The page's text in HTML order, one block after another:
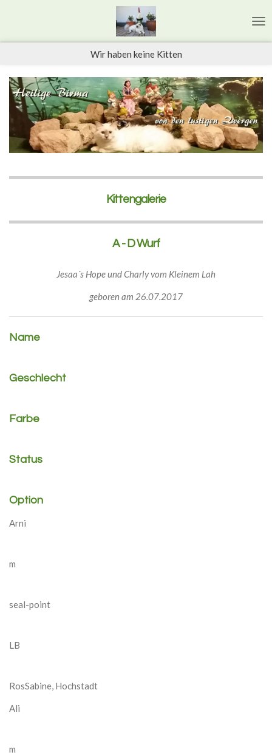
Wir haben keine Kitten
Kittengalerie
A - D Wurf
Jesaa´s Hope und Charly vom Kleinem Lah
geboren am 26.07.2017
Name
Geschlecht
Farbe
Status
Option
Arni
m
seal-point
LB
RosSabine, Hochstadt
Ali
m